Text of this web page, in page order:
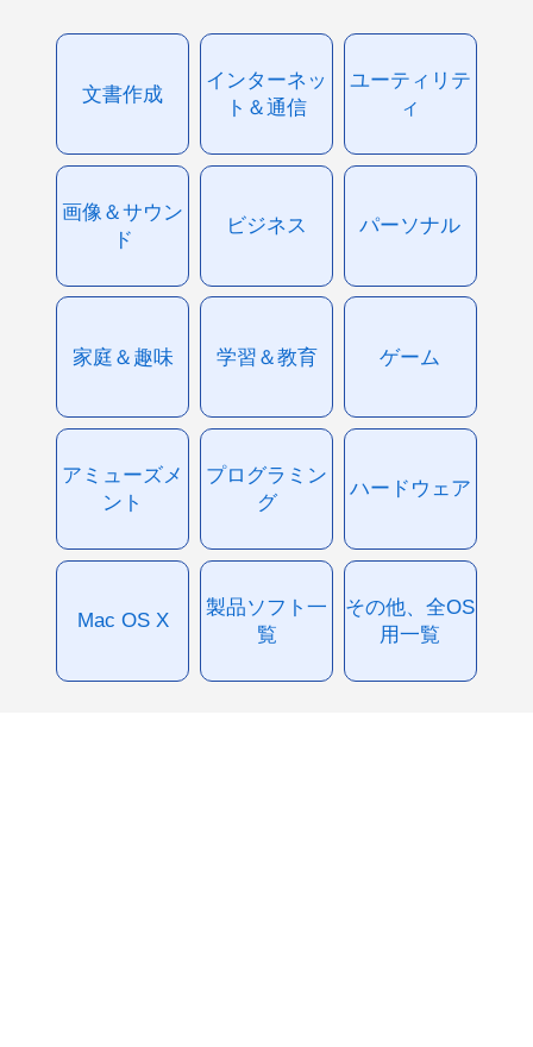
文書作成
インターネッ
ト＆通信
ユーティリテ
ィ
画像＆サウン
ド
ビジネス パーソナル
家庭＆趣味 学習＆教育 ゲーム
アミューズメ
ント
プログラミン
グ
ハードウェア
Mac OS X
製品ソフト一
覧
その他、全OS
用一覧